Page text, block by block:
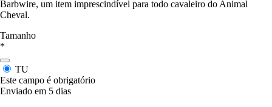
Barbwire, um item imprescindível para todo cavaleiro do Animal
Cheval.
Tamanho
*
TU
Este campo é obrigatório
Enviado em 5 dias